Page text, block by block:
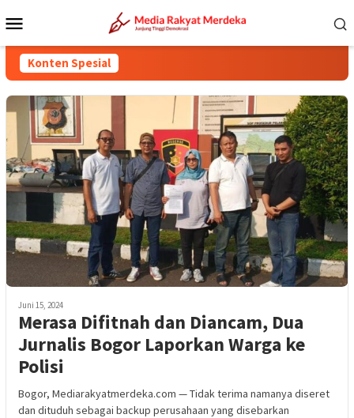
ke
Mobile
Konten Spesial
Juni 15, 2024
Merasa Difitnah dan Diancam, Dua
Jurnalis Bogor Laporkan Warga ke
Polisi
Bogor, Mediarakyatmerdeka.com — Tidak terima namanya diseret
dan dituduh sebagai backup perusahaan yang disebarkan